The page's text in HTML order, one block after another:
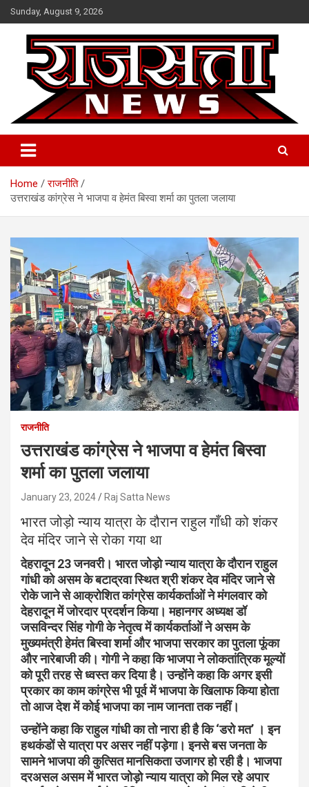
Skip
to
content
Sunday, August 9, 2026
Raj Satta News
Home
राजनीति
उत्तराखंड कांग्रेस ने भाजपा व हेमंत बिस्वा शर्मा का पुतला जलाया
राजनीति
उत्तराखंड कांग्रेस ने भाजपा व हेमंत बिस्वा
शर्मा का पुतला जलाया
January 23, 2024 Raj Satta News
भारत जोड़ो न्याय यात्रा के दौरान राहुल गाँधी को शंकर
देव मंदिर जाने से रोका गया था
देहरादून 23 जनवरी। भारत जोड़ो न्याय यात्रा के दौरान राहुल
गांधी को असम के बटाद्रवा स्थित श्री शंकर देव मंदिर जाने से
रोके जाने से आक्रोशित कांग्रेस कार्यकर्ताओं ने मंगलवार को
देहरादून में जोरदार प्रदर्शन किया। महानगर अध्यक्ष डॉ
जसविन्दर सिंह गोगी के नेतृत्व में कार्यकर्ताओं ने असम के
मुख्यमंत्री हेमंत बिस्वा शर्मा और भाजपा सरकार का पुतला फूंका
और नारेबाजी की। गोगी ने कहा कि भाजपा ने लोकतांत्रिक मूल्यों
को पूरी तरह से ध्वस्त कर दिया है। उन्होंने कहा कि अगर इसी
प्रकार का काम कांग्रेस भी पूर्व में भाजपा के खिलाफ किया होता
तो आज देश में कोई भाजपा का नाम जानता तक नहीं।
उन्होंने कहा कि राहुल गांधी का तो नारा ही है कि ‘डरो मत’ । इन
हथकंडों से यात्रा पर असर नहीं पड़ेगा। इनसे बस जनता के
सामने भाजपा की कुत्सित मानसिकता उजागर हो रही है। भाजपा
दरअसल असम में भारत जोड़ो न्याय यात्रा को मिल रहे अपार